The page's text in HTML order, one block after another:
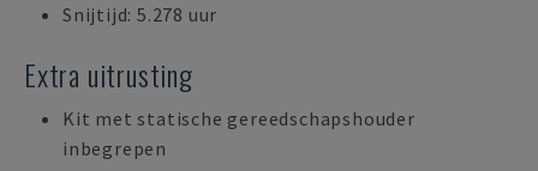
Snijtijd: 5.278 uur
Extra uitrusting
Kit met statische gereedschapshouder
inbegrepen